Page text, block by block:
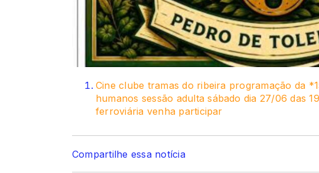
Cine clube tramas do ribeira programação da
humanos sessão adulta sábado dia 27/06 das
ferroviária venha participar
Compartilhe essa notícia